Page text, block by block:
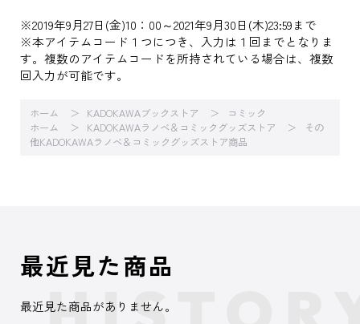
※2019年9月27日(金)10：00～2021年9月30日(木)23:59まで
※本アイテムコード１つにつき、入力は１回までとなりま
す。複数のアイテムコードを所持されている場合は、複数
回入力が可能です。
ホーム KADOKAWAブックストア
コミック
ホーム
KADOKAWAラノベ＆コミックグッズストア
その
他KADOKAWAラノベ＆コミックグッズストア商品
最近見た商品
最近見た商品がありません。